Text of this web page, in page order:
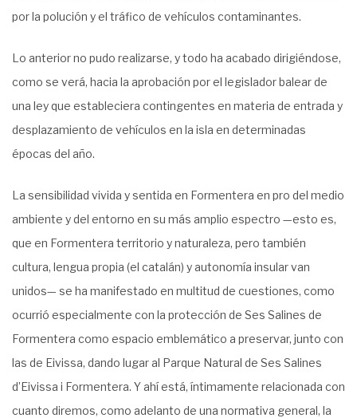
por la polución y el tráfico de vehículos contaminantes.
Lo anterior no pudo realizarse, y todo ha acabado dirigiéndose,
como se verá, hacia la aprobación por el legislador balear de
una ley que estableciera contingentes en materia de entrada y
desplazamiento de vehículos en la isla en determinadas
épocas del año.
La sensibilidad vivida y sentida en Formentera en pro del medio
ambiente y del entorno en su más amplio espectro —esto es,
que en Formentera territorio y naturaleza, pero también
cultura, lengua propia (el catalán) y autonomía insular van
unidos— se ha manifestado en multitud de cuestiones, como
ocurrió especialmente con la protección de Ses Salines de
Formentera como espacio emblemático a preservar, junto con
las de Eivissa, dando lugar al Parque Natural de Ses Salines
d’Eivissa i Formentera. Y ahí está, íntimamente relacionada con
cuanto diremos, como adelanto de una normativa general, la